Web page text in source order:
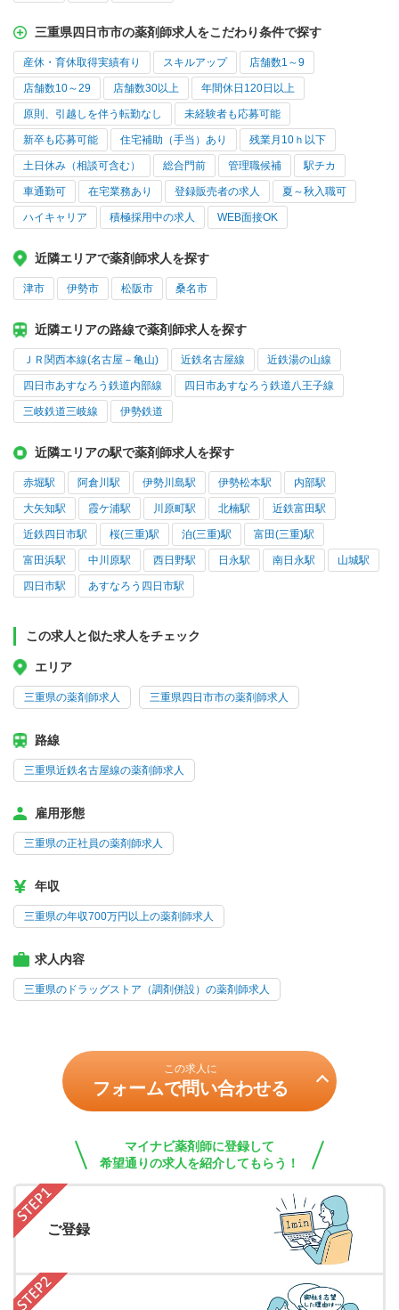
三重県四日市市の薬剤師求人をこだわり条件で探す
産休・育休取得実績有り スキルアップ 店舗数1～9
店舗数10～29 店舗数30以上 年間休日120日以上
原則、引越しを伴う転勤なし 未経験者も応募可能
新卒も応募可能 住宅補助（手当）あり 残業月10ｈ以下
土日休み（相談可含む） 総合門前 管理職候補 駅チカ
車通勤可 在宅業務あり 登録販売者の求人 夏～秋入職可
ハイキャリア 積極採用中の求人 WEB面接OK
近隣エリアで薬剤師求人を探す
津市 伊勢市 松阪市 桑名市
近隣エリアの路線で薬剤師求人を探す
ＪＲ関西本線(名古屋－亀山) 近鉄名古屋線 近鉄湯の山線
四日市あすなろう鉄道内部線 四日市あすなろう鉄道八王子線
三岐鉄道三岐線 伊勢鉄道
近隣エリアの駅で薬剤師求人を探す
赤堀駅 阿倉川駅 伊勢川島駅 伊勢松本駅 内部駅
大矢知駅 霞ケ浦駅 川原町駅 北楠駅 近鉄富田駅
近鉄四日市駅 桜(三重)駅 泊(三重)駅 富田(三重)駅
富田浜駅 中川原駅 西日野駅 日永駅 南日永駅 山城駅
四日市駅 あすなろう四日市駅
この求人と似た求人をチェック
エリア
三重県の薬剤師求人 三重県四日市市の薬剤師求人
路線
三重県近鉄名古屋線の薬剤師求人
雇用形態
三重県の正社員の薬剤師求人
年収
三重県の年収700万円以上の薬剤師求人
求人内容
三重県のドラッグストア（調剤併設）の薬剤師求人
この求人に
フォームで問い合わせる
マイナビ薬剤師に登録して
希望通りの求人を紹介してもらう！
ご登録